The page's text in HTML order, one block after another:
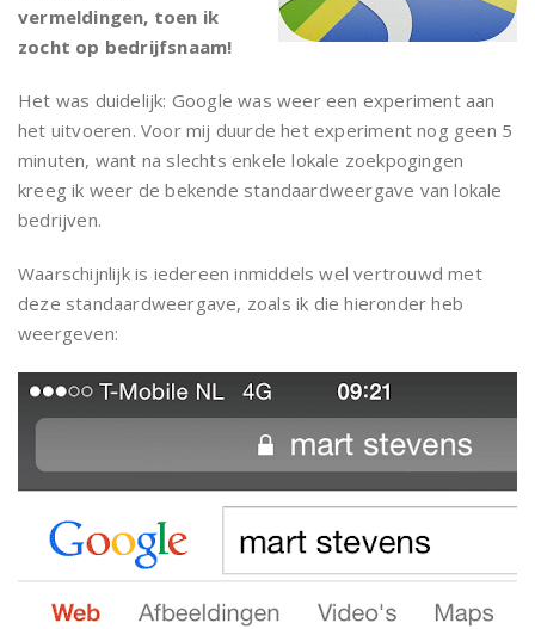
vermeldingen, toen ik
zocht op bedrijfsnaam!
Het was duidelijk: Google was weer een experiment aan
het uitvoeren. Voor mij duurde het experiment nog geen 5
minuten, want na slechts enkele lokale zoekpogingen
kreeg ik weer de bekende standaardweergave van lokale
bedrijven.
Waarschijnlijk is iedereen inmiddels wel vertrouwd met
deze standaardweergave, zoals ik die hieronder heb
weergeven: